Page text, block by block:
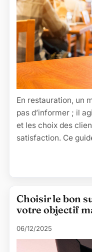
En restauration, un
pas d’informer ; il
et les choix des
satisfaction. Ce
Choisir le bon
votre objectif
06/12/2025